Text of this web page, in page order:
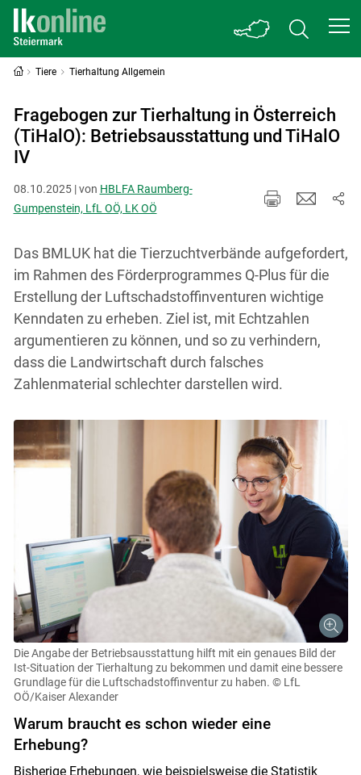
Skip to main content
Tiere Tierhaltung Allgemein
Fragebogen zur Tierhaltung in Österreich
(TiHalO): Betriebsausstattung und TiHalO
IV
08.10.2025 | von HBLFA Raumberg-
Gumpenstein, LfL OÖ, LK OÖ
Das BMLUK hat die Tierzuchtverbände aufgefordert,
im Rahmen des Förderprogrammes Q-Plus für die
Erstellung der Luftschadstoffinventuren wichtige
Kenndaten zu erheben. Ziel ist, mit Echtzahlen
argumentieren zu können, und so zu verhindern,
dass die Landwirtschaft durch falsches
Zahlenmaterial schlechter darstellen wird.
Die Angabe der Betriebsausstattung hilft mit ein genaues Bild der
Ist-Situation der Tierhaltung zu bekommen und damit eine bessere
Grundlage für die Luftschadstoffinventur zu haben. © LfL
OÖ/Kaiser Alexander
Warum braucht es schon wieder eine
Erhebung?
Bisherige Erhebungen, wie beispielsweise die Statistik